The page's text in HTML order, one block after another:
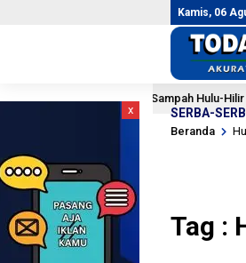
Kamis, 06
SERBA-SERBI
x
Transformasi Sampah Hulu-Hilir
Beranda
Tag :